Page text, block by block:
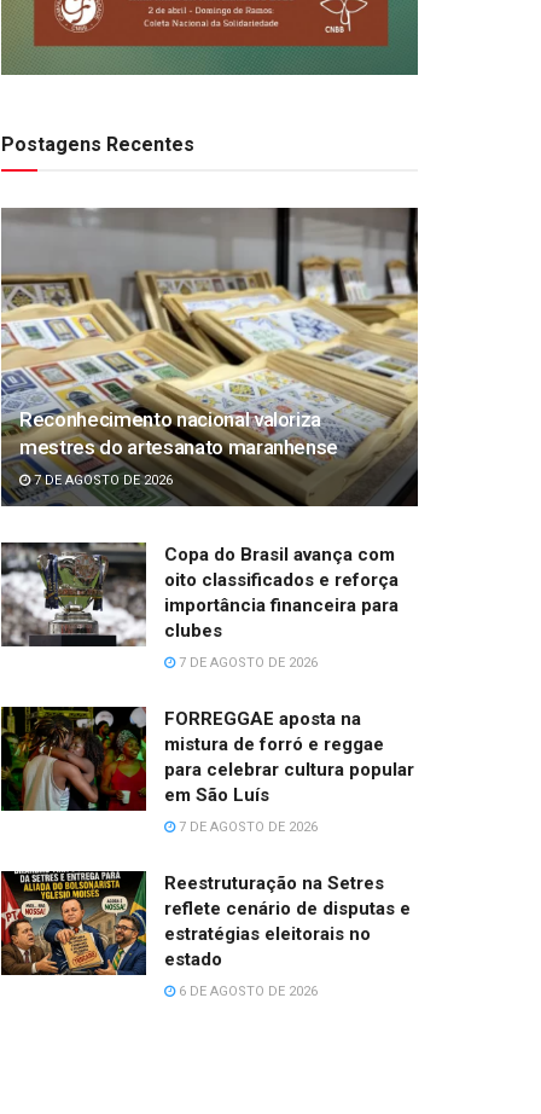
Postagens Recentes
Reconhecimento nacional valoriza
mestres do artesanato maranhense
7 DE AGOSTO DE 2026
Copa do Brasil avança com
oito classificados e reforça
importância financeira para
clubes
7 DE AGOSTO DE 2026
FORREGGAE aposta na
mistura de forró e reggae
para celebrar cultura popular
em São Luís
7 DE AGOSTO DE 2026
Reestruturação na Setres
reflete cenário de disputas e
estratégias eleitorais no
estado
6 DE AGOSTO DE 2026